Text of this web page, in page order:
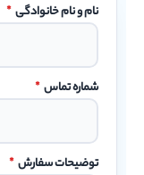
نام و نام خانوادگی *
شماره تماس *
توضیحات سفارش *